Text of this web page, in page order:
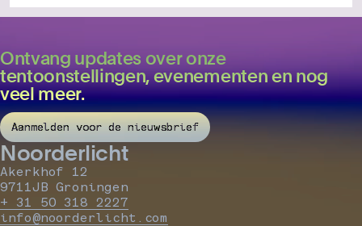
Ontvang updates over onze
tentoonstellingen, evenementen en nog
veel meer.
Aanmelden voor de nieuwsbrief
Noorderlicht
Akerkhof 12
9711JB Groningen
+ 31 50 318 2227
info@noorderlicht.com